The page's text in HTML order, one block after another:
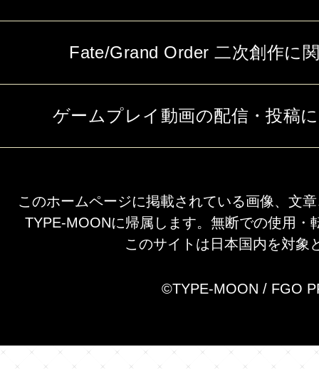
Fate/Grand Order 二次創作に
ゲームプレイ動画の配信・投稿
このホームページに掲載されている画像、文
TYPE-MOONに帰属します。無断での使用・
このサイトは日本国内を対象
©TYPE-MOON / FGO